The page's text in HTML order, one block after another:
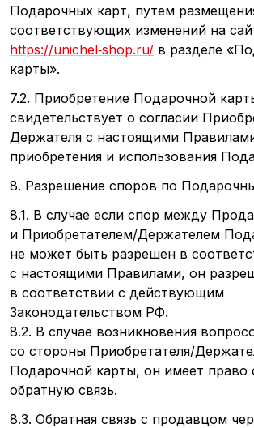
Подарочных карт, путем
соответствующих изменений на
https://unichel‑shop.ru/ в разделе
карты».
7.2. Приобретение Подарочной
свидетельствует о согласии
Держателя с настоящими
приобретения и использования
8. Разрешение споров по
8.1. В случае если спор между
и Приобретателем/Держателем
не может быть разрешен в
с настоящими Правилами, он
в соответствии с действующим
Законодательством РФ.
8.2. В случае возникновения
со стороны Приобретателя/
Подарочной карты, он имеет право
обратную связь.
8.3. Обратная связь с продавцом